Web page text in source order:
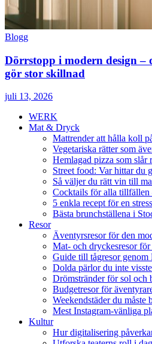
Blogg
Dörrstopp i modern design –
gör stor skillnad
juli 13, 2026
WERK
Mat & Dryck
Mattrender att hålla koll
Vegetariska rätter som
Hemlagad pizza som slår
Street food: Var hittar du
Så väljer du rätt vin till
Cocktails för alla tillfällen
5 enkla recept för en
Bästa brunchställena i
Resor
Äventyrsresor för den
Mat- och dryckesresor
Guide till tågresor genom
Dolda pärlor du inte
Drömstränder för sol och
Budgetresor för
Weekendstäder du måste
Mest Instagram-vänliga
Kultur
Hur digitalisering